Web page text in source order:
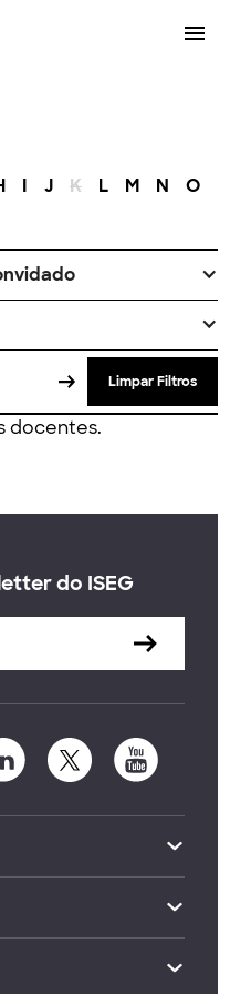
I J K L M N O
Limpar Filtros
docentes.
do ISEG